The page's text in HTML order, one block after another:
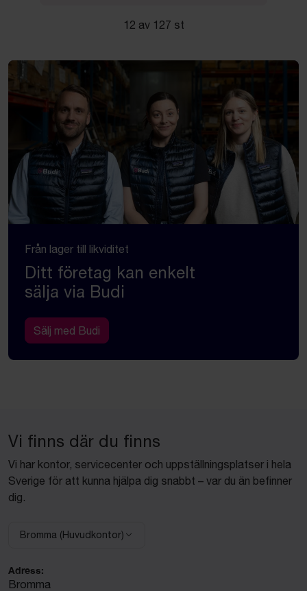
12 av 127 st
Från lager till likviditet
Ditt företag kan enkelt
sälja via Budi
Sälj med Budi
Vi finns där du finns
Vi har kontor, servicecenter och uppställningsplatser i hela
Sverige för att kunna hjälpa dig snabbt – var du än befinner
dig.
Välj anläggning:
Bromma (Huvudkontor)
Adress:
Bromma